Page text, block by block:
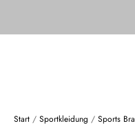
Start / Sportkleidung / Sports Bra